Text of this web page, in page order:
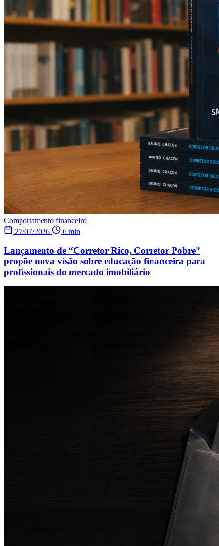
Comportamento financeiro
27/07/2026
6 min
Lançamento de “Corretor Rico, Corretor Pobre”
propõe nova visão sobre educação financeira para
profissionais do mercado imobiliário